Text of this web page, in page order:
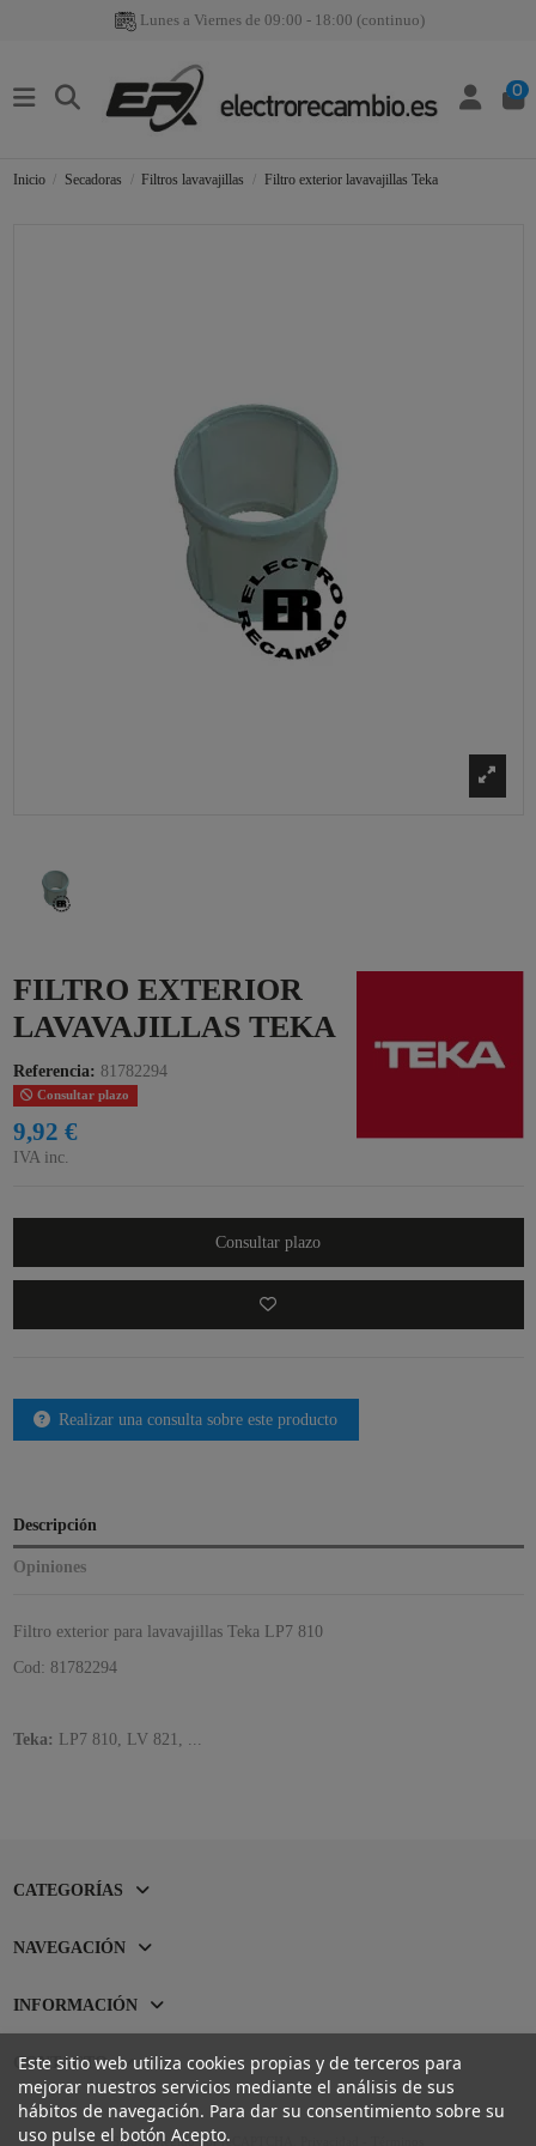
Lunes a Viernes de 09:00 - 18:00 (continuo)
0
Inicio Secadoras Filtros lavavajillas Filtro exterior lavavajillas Teka
FILTRO EXTERIOR
LAVAVAJILLAS TEKA
Referencia: 81782294
Consultar plazo
9,92 €
IVA inc.
Consultar plazo
Realizar una consulta sobre este producto
Descripción
Opiniones
Filtro exterior para lavavajillas Teka LP7 810
Cod: 81782294
Teka: LP7 810, LV 821, ...
CATEGORÍAS
NAVEGACIÓN
INFORMACIÓN
CONTACTO
Este sitio web utiliza cookies propias y de terceros para
mejorar nuestros servicios mediante el análisis de sus
hábitos de navegación. Para dar su consentimiento sobre su
uso pulse el botón Acepto.
Sitio protegido por reCAPTCHA.